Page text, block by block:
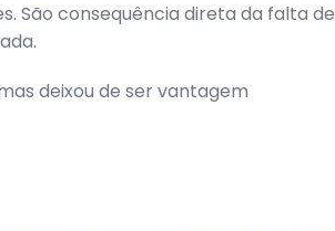
São consequência direta da falta de
deixou de ser vantagem